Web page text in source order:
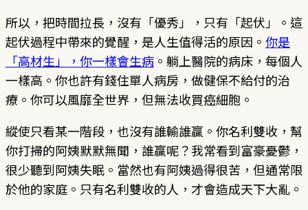
所以，把時間拉長，沒有「優秀」，只有「起伏」。這
起伏過程中帶來的覺醒，是人生值得活的原因。 你是
「高材生」，你一樣會生病 。躺上醫院的病床，每個人
一樣高。你也許有錢住單人病房，做健保不給付的治
療。你可以風靡全世界，但無法收買癌細胞。
縱使只看某一階段，也沒有誰輸誰贏。你名利雙收，幫
你打掃的阿姨默默無聞，誰贏呢？我常看到富豪憂鬱，
很少聽到阿姨失眠。當然也有阿姨過得很苦，但通常限
於他的家庭。只有名利雙收的人，才會造成天下大亂。